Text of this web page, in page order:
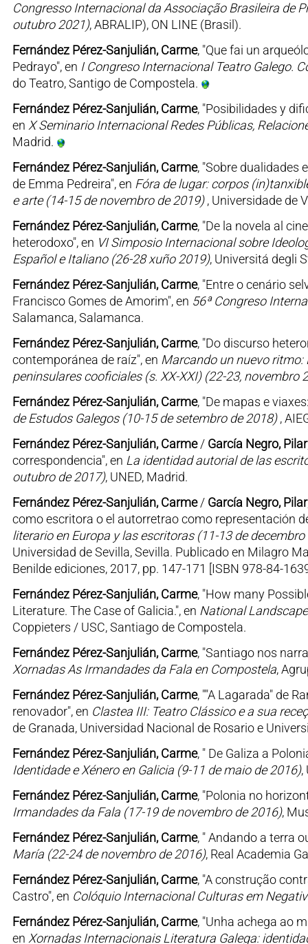
Congresso Internacional da Associação Brasileira de
outubro 2021), ABRALIP), ON LINE (Brasil).
Fernández Pérez-Sanjulián, Carme, "Que fai un
Pedrayo", en I Congreso Internacional Teatro Galego.
do Teatro, Santigo de Compostela.
Fernández Pérez-Sanjulián, Carme, "Posibilidades y
en X Seminario Internacional Redes Públicas,
Madrid.
Fernández Pérez-Sanjulián, Carme, "Sobre dualidades
de Emma Pedreira", en Fóra de lugar: corpos
e arte (14-15 de novembro de 2019), Universidade de
Fernández Pérez-Sanjulián, Carme, "De la novela al
heterodoxo", en VI Simposio Internacional sobre
Español e Italiano (26-28 xuño 2019), Universitá degli
Fernández Pérez-Sanjulián, Carme, "Entre o cenário
Francisco Gomes de Amorim", en 56ª Congreso
Salamanca, Salamanca.
Fernández Pérez-Sanjulián, Carme, "Do discurso
contemporánea de raíz", en Marcando un nuevo
peninsulares cooficiales (s. XX-XXI) (22-23, novembro
Fernández Pérez-Sanjulián, Carme, "De mapas e
de Estudos Galegos (10-15 de setembro de 2018),
Fernández Pérez-Sanjulián, Carme/ García Negro, Pilar
correspondencia", en La identidad autorial de las
outubro de 2017), UNED, Madrid.
Fernández Pérez-Sanjulián, Carme/ García Negro, Pilar
como escritora o el autorretrao como representación
literario en Europa y las escritoras (11-13 de decembro
Universidad de Sevilla, Sevilla. Publicado en Milagro
Benilde ediciones, 2017, pp. 147-171 [ISBN 978-84-
Fernández Pérez-Sanjulián, Carme, "How many
Literature. The Case of Galicia.", en National
Coppieters / USC, Santiago de Compostela.
Fernández Pérez-Sanjulián, Carme, "Santiago nos
Xornadas As Irmandades da Fala en Compostela,
Fernández Pérez-Sanjulián, Carme, ""A Lagarada" de
renovador", en Clastea III: Teatro Clássico e a sua
de Granada, Universidad Nacional de Rosario e
Fernández Pérez-Sanjulián, Carme, " De Galiza a
Identidade e Xénero en Galicia (9-11 de maio de 2016),
Fernández Pérez-Sanjulián, Carme, "Polonia no
Irmandades da Fala (17-19 de novembro de 2016),
Fernández Pérez-Sanjulián, Carme, " Andando a terra
María (22-24 de novembro de 2016), Real Academia
Fernández Pérez-Sanjulián, Carme, "A construção
Castro", en Colóquio Internacional Culturas em
Fernández Pérez-Sanjulián, Carme, "Unha achega ao
en Xornadas Internacionais Literatura Galega: